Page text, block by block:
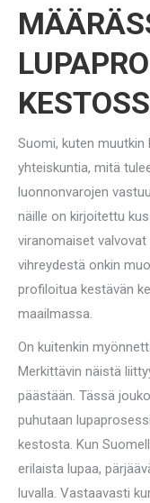
Suomi, kuten
yhteiskuntia, mitä
luonnonvarojen
näille on kirjoitettu
viranomaiset
vihreydestä onkin
profiloitua kestävän
maailmassa.
On kuitenkin
Merkittävin näistä
päästään. Tässä
puhutaan
kestosta. Kun
erilaista lupaa,
luvalla. Vastaavasti